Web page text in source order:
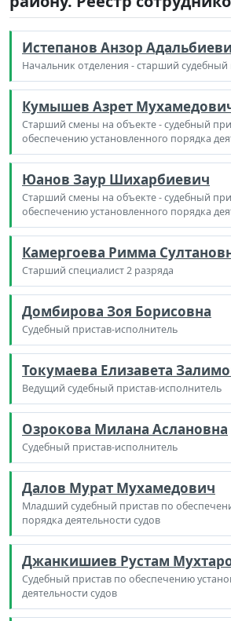
Истепанов Анзор
Начальник отделения - старший судебный
Кумышев Азрет
Старший смены на объекте - судебный
обеспечению установленного порядка
Юанов Заур Шихарбиевич
Старший смены на объекте - судебный
обеспечению установленного порядка
Камергоева Римма
Старший специалист 2 разряда
Домбирова Зоя Борисовна
Судебный пристав-исполнитель
Токумаева Елизавета
Ведущий судебный пристав-исполнитель
Озрокова Милана Аслановна
Судебный пристав-исполнитель
Далов Мурат Мухамедович
Младший судебный пристав по
порядка деятельности судов
Джанкишиев Рустам
Судебный пристав по обеспечению
деятельности судов